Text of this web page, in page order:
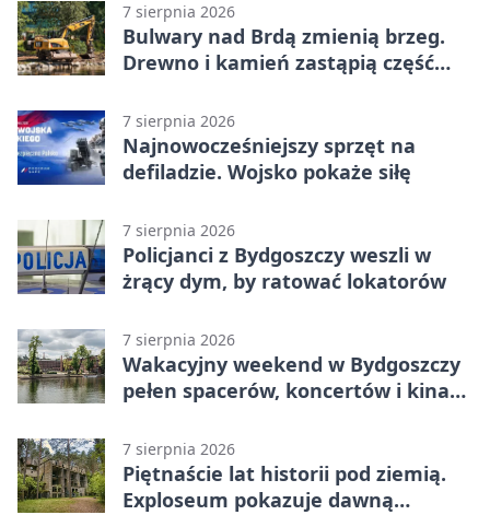
7 sierpnia 2026
Bulwary nad Brdą zmienią brzeg.
Drewno i kamień zastąpią część
7 sierpnia 2026
Najnowocześniejszy sprzęt na
defiladzie. Wojsko pokaże siłę
7 sierpnia 2026
Policjanci z Bydgoszczy weszli w
żrący dym, by ratować lokatorów
7 sierpnia 2026
Wakacyjny weekend w Bydgoszczy
pełen spacerów, koncertów i kina
7 sierpnia 2026
Piętnaście lat historii pod ziemią.
Exploseum pokazuje dawną